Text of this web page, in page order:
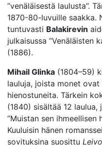
”venäläisestä laulusta”.
1870-80-luvuille saakka.
tuntuvasti Balakirevin
julkaisussa ”Venäläisten
(1886).
Mihail Glinka (1804–59)
lauluja, joista monet
hienostuneita. Tärkein
(1840) sisältää 12
”Muistan sen ihmeellisen
Kuuluisin hänen
sovituksina suosittu Leivo